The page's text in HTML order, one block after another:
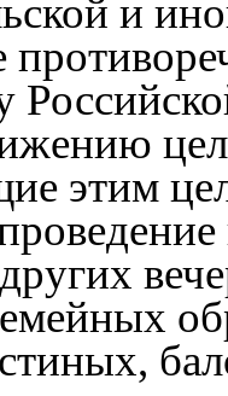
и
этим